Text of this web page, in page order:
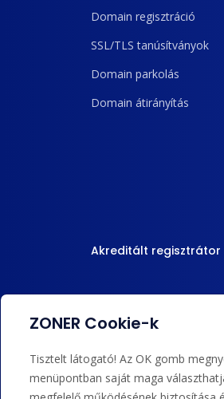
Domain regisztráció
SSL/TLS tanúsítványok
Domain parkolás
Domain átirányítás
Akreditált regisztrátor
Elfogadunk kártyás
ZONER Cookie-k
Tisztelt látogató! Az OK gomb
menüpontban saját maga